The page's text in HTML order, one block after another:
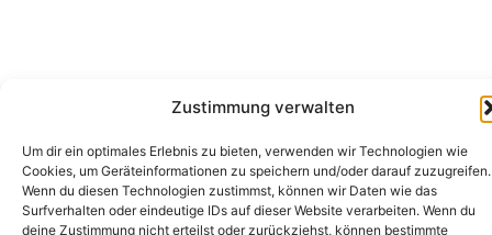
Zustimmung verwalten
Um dir ein optimales Erlebnis zu bieten, verwenden wir Technologien wie
Cookies, um Geräteinformationen zu speichern und/oder darauf zuzugreifen.
Wenn du diesen Technologien zustimmst, können wir Daten wie das
Surfverhalten oder eindeutige IDs auf dieser Website verarbeiten. Wenn du
deine Zustimmung nicht erteilst oder zurückziehst, können bestimmte